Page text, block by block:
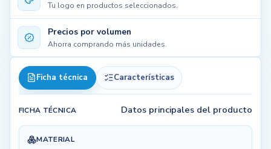
Tu logo en productos seleccionados.
Precios por volumen
Ahorra comprando más unidades.
Ficha técnica Características
FICHA TÉCNICA Datos principales del producto
MATERIAL